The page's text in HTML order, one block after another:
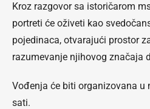
Kroz razgovor sa istoričarom
portreti će oživeti kao
pojedinaca, otvarajući prostor
razumevanje njihovog značaja
Vođenja će biti organizovana u
sati.